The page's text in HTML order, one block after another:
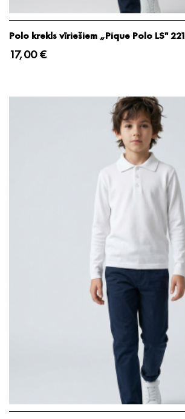
Polo krekls vīriešiem „Pique Polo LS" 221
17,00 €